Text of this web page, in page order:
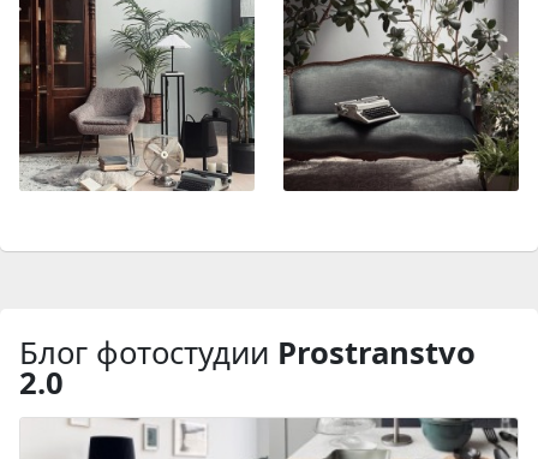
Блог фотостудии Prostranstvo
2.0